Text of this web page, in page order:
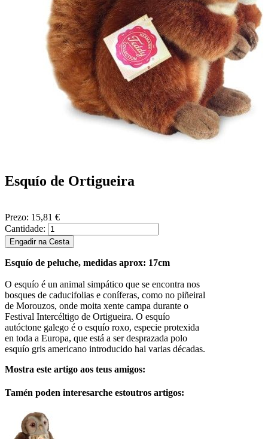
Esquío de Ortigueira
Prezo: 15,81 €
Cantidade:
Esquío de peluche, medidas aprox: 17cm
O esquío é un animal simpático que se encontra nos
bosques de caducifolias e coníferas, como no piñeiral
de Morouzos, onde moita xente campa durante o
Festival Intercéltigo de Ortigueira. O esquío
autóctone galego é o esquío roxo, especie protexida
en toda a Europa, que está a ser desprazada polo
esquío gris americano introducido hai varias décadas.
Mostra este artigo aos teus amigos:
Tamén poden interesarche estoutros artigos: